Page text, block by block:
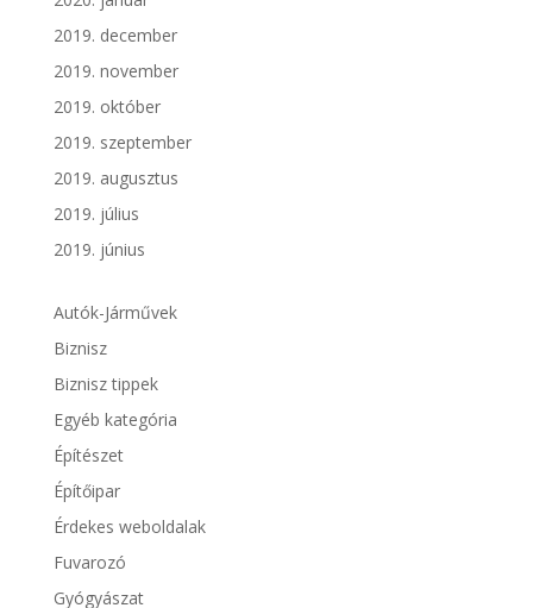
2019. december
2019. november
2019. október
2019. szeptember
2019. augusztus
2019. július
2019. június
Autók-Járművek
Biznisz
Biznisz tippek
Egyéb kategória
Építészet
Építőipar
Érdekes weboldalak
Fuvarozó
Gyógyászat